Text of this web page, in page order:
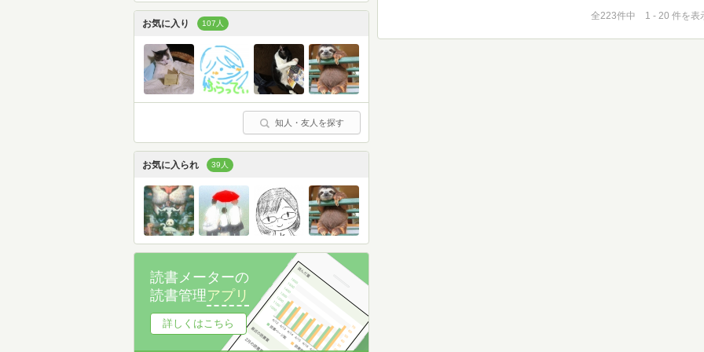
全223件中 1 - 20 件を表
お気に入り 107人
知人・友人を探す
お気に入られ 39人
読書メーターの
読書管理アプリ
詳しくはこちら